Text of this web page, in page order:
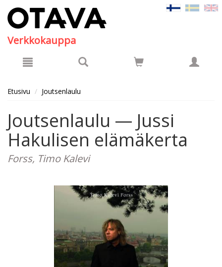
Verkkokauppa
Etusivu Joutsenlaulu
Joutsenlaulu — Jussi
Hakulisen elämäkerta
Forss, Timo Kalevi